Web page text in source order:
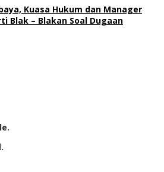
Kuasa Hukum dan Manager
Blak – Blakan Soal Dugaan